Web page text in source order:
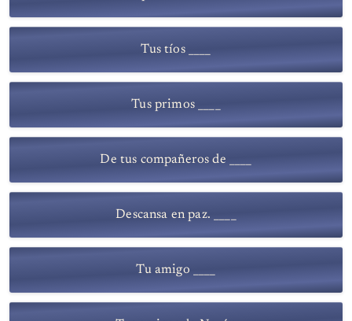
Tus tíos ____
Tus primos ____
De tus compañeros de ____
Descansa en paz. ____
Tu amigo ____